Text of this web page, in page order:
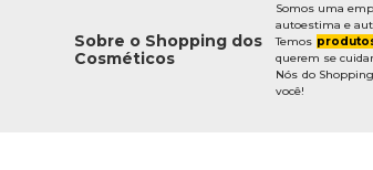
Sobre o Shopping dos
Cosméticos
Somos uma
autoestima e
Temos
querem se
Nós do
você!